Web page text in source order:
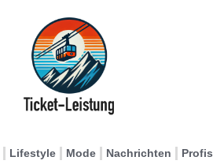
Lifestyle Mode Nachrichten Profis